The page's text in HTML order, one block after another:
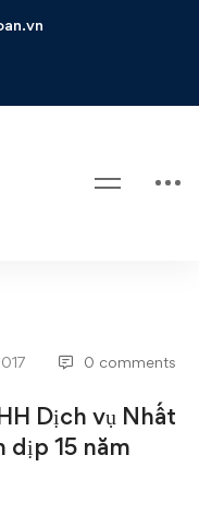
0 comments
Dịch vụ Nhất
dịp 15 năm